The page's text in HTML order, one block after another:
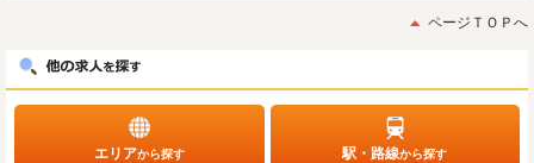
ページＴＯＰへ
エリアから探す 駅・路線から探す